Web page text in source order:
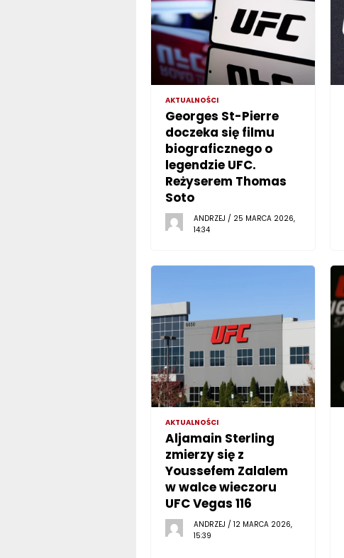
AKTUALNOŚCI
Georges St-Pierre
doczeka się filmu
biograficznego o
legendzie UFC.
Reżyserem Thomas
Soto
ANDRZEJ / 25 MARCA 2026,
14:34
AKTUALNOŚCI
Aljamain Sterling
zmierzy się z
Youssefem Zalalem
w walce wieczoru
UFC Vegas 116
ANDRZEJ / 12 MARCA 2026,
15:39